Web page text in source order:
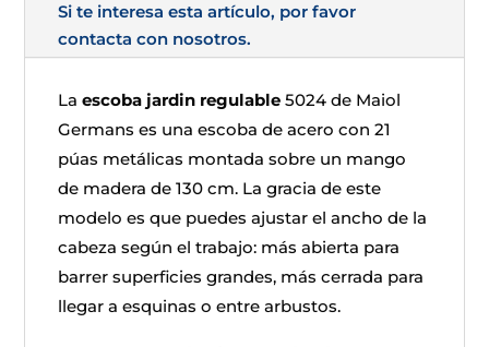
Si te interesa esta artículo, por favor
contacta con nosotros.
Laescoba jardin regulable 5024 de Maiol
Germans es una escoba de acero con 21
púas metálicas montada sobre un mango
de madera de 130 cm. La gracia de este
modelo es que puedes ajustar el ancho de la
cabeza según el trabajo: más abierta para
barrer superficies grandes, más cerrada para
llegar a esquinas o entre arbustos.